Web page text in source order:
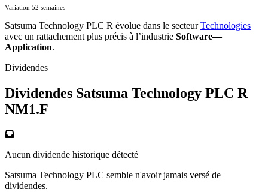
Variation 52 semaines
Satsuma Technology PLC R évolue dans le secteurTechnologies
avec un rattachement plus précis à l’industrie Software—
Application.
Dividendes
Dividendes Satsuma Technology PLC R
NM1.F
Aucun dividende historique détecté
Satsuma Technology PLC semble n'avoir jamais versé de
dividendes.